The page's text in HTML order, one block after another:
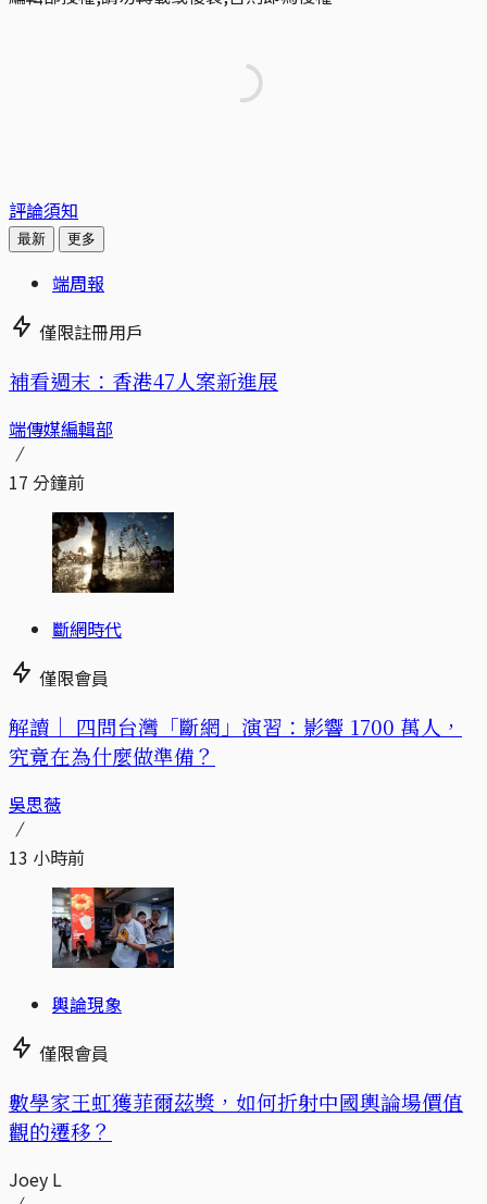
評論須知
最新 更多
端周報
僅限註冊用戶
補看週末：香港47人案新進展
端傳媒編輯部
17 分鐘前
斷網時代
僅限會員
解讀｜ 四問台灣「斷網」演習：影響 1700 萬人，
究竟在為什麼做準備？
吳思薇
13 小時前
輿論現象
僅限會員
數學家王虹獲菲爾茲獎，如何折射中國輿論場價值
觀的遷移？
Joey L